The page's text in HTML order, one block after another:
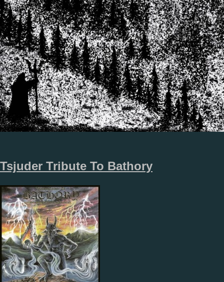
Tsjuder Tribute To Bathory